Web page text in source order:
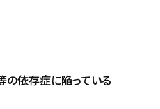
の依存症に陥っている